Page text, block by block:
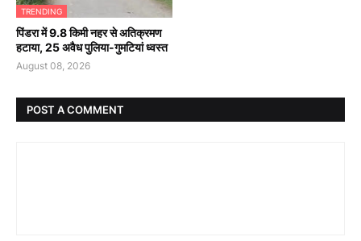
TRENDING
पिंडरा में 9.8 किमी नहर से अतिक्रमण
हटाया, 25 अवैध पुलिया-गुमटियां ध्वस्त
August 08, 2026
POST A COMMENT